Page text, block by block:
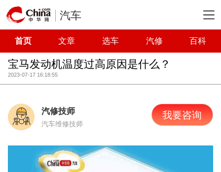
汽车
首页 文章 选车 汽修 百科
宝马发动机温度过高原因是什么？
2023-07-17 16:18:55
汽修技师
汽车维修技师
我要咨询